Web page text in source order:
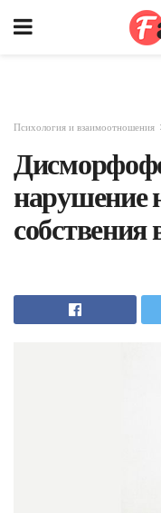
Психология и взаимоотношения
нарушение
собствения